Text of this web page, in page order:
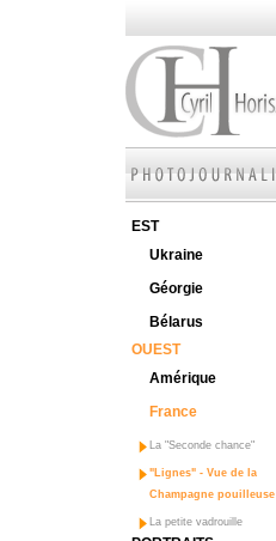
EST
Ukraine
Géorgie
Bélarus
OUEST
Amérique
France
La "Seconde chance"
"Lignes" - Vue de la
Champagne pouilleuse
La petite vadrouille